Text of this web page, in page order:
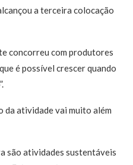
a terceira colocação
concorreu com produtores
é possível crescer quando
da atividade vai muito além
são atividades sustentáveis